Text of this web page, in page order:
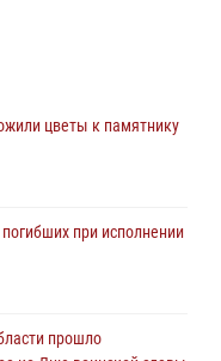
музее провели
эпохе
состоялось
наградами
цветы к памятнику
при исполнении
прошло